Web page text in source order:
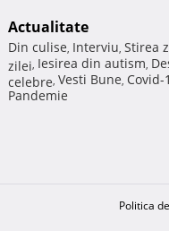
Actualitate
Din culise, Interviu, Stirea
zilei, Iesirea din autism,
celebre, Vesti Bune, Covid-
Pandemie
Politica